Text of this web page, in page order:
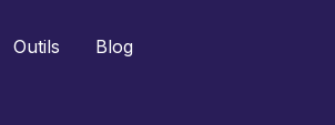
Outils Blog